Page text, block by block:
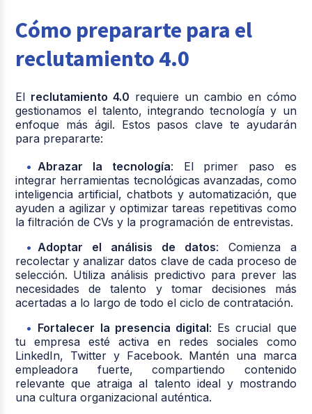
Cómo prepararte para el
reclutamiento 4.0
El reclutamiento 4.0 requiere un cambio en cómo
gestionamos el talento, integrando tecnología y un
enfoque más ágil. Estos pasos clave te ayudarán
para prepararte:
Abrazar la tecnología: El primer paso es
integrar herramientas tecnológicas avanzadas, como
inteligencia artificial, chatbots y automatización, que
ayuden a agilizar y optimizar tareas repetitivas como
la filtración de CVs y la programación de entrevistas.
Adoptar el análisis de datos: Comienza a
recolectar y analizar datos clave de cada proceso de
selección. Utiliza análisis predictivo para prever las
necesidades de talento y tomar decisiones más
acertadas a lo largo de todo el ciclo de contratación.
Fortalecer la presencia digital: Es crucial que
tu empresa esté activa en redes sociales como
LinkedIn, Twitter y Facebook. Mantén una marca
empleadora fuerte, compartiendo contenido
relevante que atraiga al talento ideal y mostrando
una cultura organizacional auténtica.